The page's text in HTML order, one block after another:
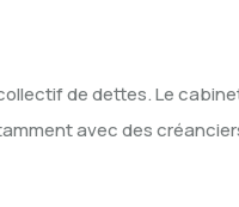
de dettes. Le
avec des